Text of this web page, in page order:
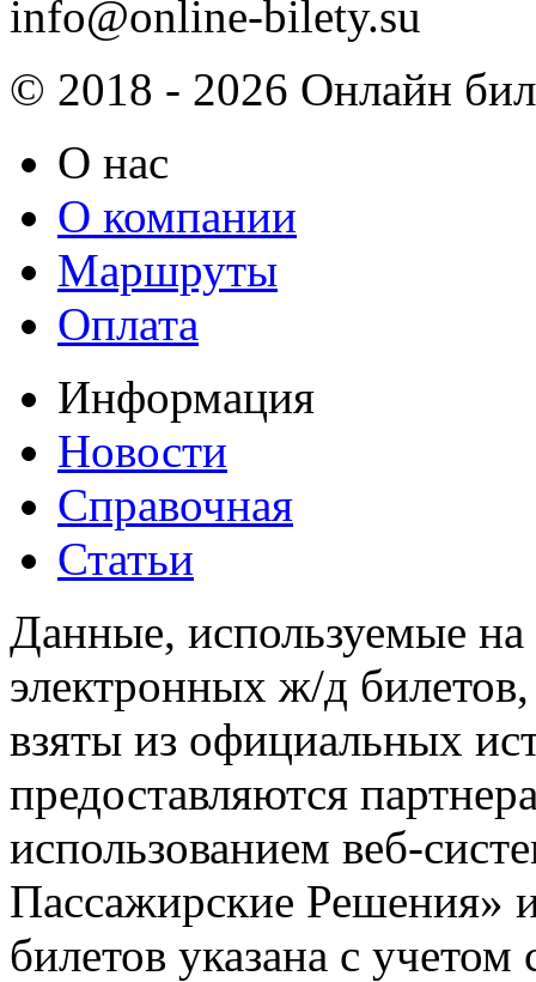
info@online-bilety.su
© 2018 - 2026 Онлайн
О нас
О компании
Маршруты
Оплата
Информация
Новости
Справочная
Статьи
Данные, используемые на
электронных ж/д
взяты из официальных
предоставляются
использованием веб-
Пассажирские
билетов указана с